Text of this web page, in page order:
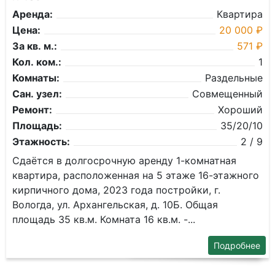
Аренда:
Квартира
Цена:
20 000 ₽
За кв. м.:
571 ₽
Кол. ком.:
1
Комнаты:
Раздельные
Сан. узел:
Совмещенный
Ремонт:
Хороший
Площадь:
35/20/10
Этажность:
2 / 9
Сдаётся в долгосрочную аренду 1-комнатная
квартира, расположенная на 5 этаже 16-этажного
кирпичного дома, 2023 года постройки, г.
Вологда, ул. Архангельская, д. 10Б. Общая
площадь 35 кв.м. Комната 16 кв.м. -...
Подробнее